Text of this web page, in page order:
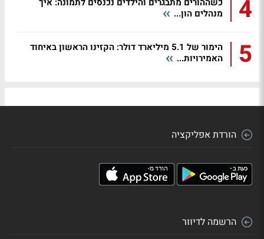
4
מנהלים הון...
5
הימור של 5.1 מיליארד דולר: הקזינו הראשון באיחוד
האמירויות...
הורדת אפליקציה
הרשמה לדיוור